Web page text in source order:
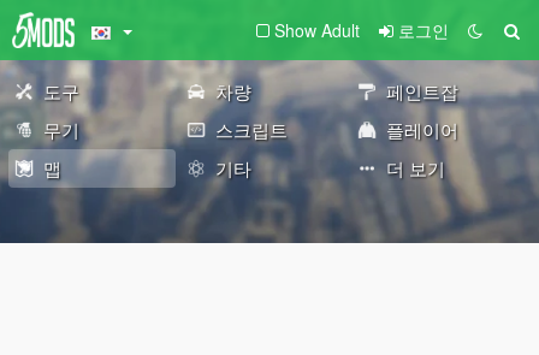
Show Adult 로그인
도구 차량
페인트잡
무기
스크립트
플레이어
맵
기타 더 보기